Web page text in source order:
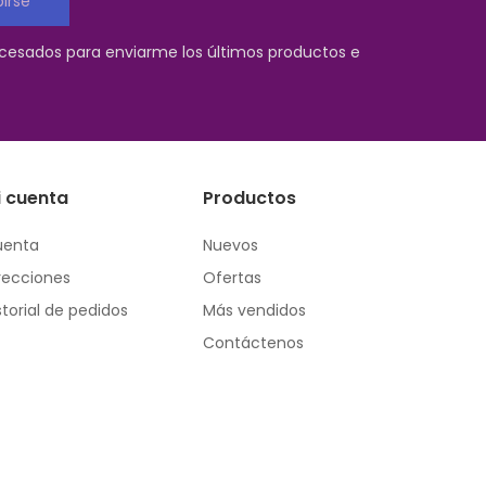
para enviarme los últimos productos e
cuenta
de pedidos
Productos
Nuevos
Ofertas
Más vendidos
Contáctenos